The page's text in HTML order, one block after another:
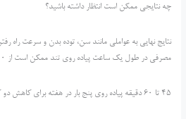
چه نتایجی ممکن است انتظار داشته باشید؟
نتایج نهایی به عواملی مانند سن، توده بدن و سرعت راه
مصرفی در طول یک ساعت پیاده روی تند ممکن است از 300 تا 500 متغیر باشد.
45 تا 60 دقیقه پیاده روی پنج بار در هفته برای کاهش دو کیلو در ماه کافی است.